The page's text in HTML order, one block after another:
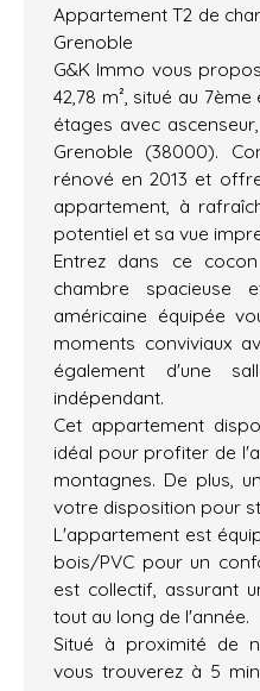
Appartement T2 de
Grenoble
G&K Immo vous
42,78 m², situé au
étages avec
Grenoble (38000).
rénové en 2013 et
appartement, à
potentiel et sa vue
Entrez dans ce
chambre spacieuse
américaine équipée
moments conviviaux
également d'une
indépendant.
Cet appartement
idéal pour profiter de
montagnes. De plus,
votre disposition pour
L'appartement est
bois/PVC pour un
est collectif, assurant
tout au long de l'année.
Situé à proximité de
vous trouverez à 5